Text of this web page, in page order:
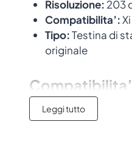
Risoluzione: 203
Compatibilita’:Xi
Tipo:Testina di
originale
Compatibilita’
Questa testina e’
Leggi tutto